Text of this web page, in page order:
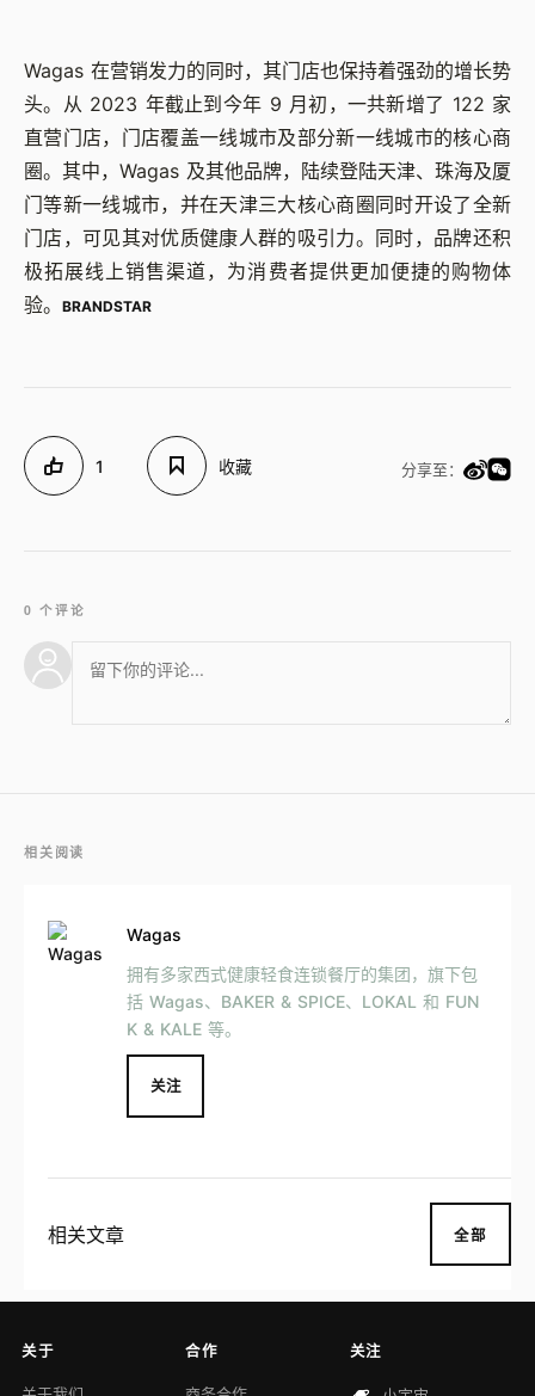
Wagas 在营销发力的同时，其门店也保持着强劲的增长势
头。从 2023 年截止到今年 9 月初，一共新增了 122 家
直营门店，门店覆盖一线城市及部分新一线城市的核心商
圈。其中，Wagas 及其他品牌，陆续登陆天津、珠海及厦
门等新一线城市，并在天津三大核心商圈同时开设了全新
门店，可见其对优质健康人群的吸引力。同时，品牌还积
极拓展线上销售渠道，为消费者提供更加便捷的购物体
验。
BRANDSTAR
1 收藏 分享至：
0 个评论
相关阅读
Wagas
拥有多家西式健康轻食连锁餐厅的集团，旗下包
括 Wagas、BAKER & SPICE、LOKAL 和 FUN
K & KALE 等。
关注
相关文章 全部
关于 合作 关注